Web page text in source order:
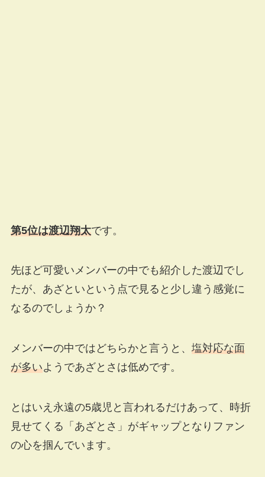
第5位は渡辺翔太です。
先ほど可愛いメンバーの中でも紹介した渡辺でし
たが、あざといという点で見ると少し違う感覚に
なるのでしょうか？
メンバーの中ではどちらかと言うと、 塩対応な面
が多いようであざとさは低めです。
とはいえ永遠の5歳児と言われるだけあって、時折
見せてくる「あざとさ」がギャップとなりファン
の心を掴んでいます。